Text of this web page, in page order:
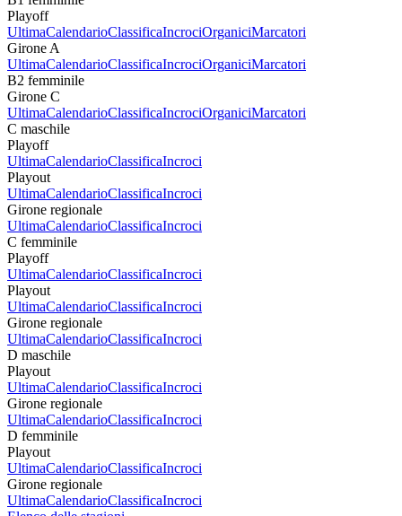
Playoff
UltimaCalendarioClassificaIncrociOrganiciMarcatori
Girone A
UltimaCalendarioClassificaIncrociOrganiciMarcatori
B2 femminile
Girone C
UltimaCalendarioClassificaIncrociOrganiciMarcatori
C maschile
Playoff
UltimaCalendarioClassificaIncroci
Playout
UltimaCalendarioClassificaIncroci
Girone regionale
UltimaCalendarioClassificaIncroci
C femminile
Playoff
UltimaCalendarioClassificaIncroci
Playout
UltimaCalendarioClassificaIncroci
Girone regionale
UltimaCalendarioClassificaIncroci
D maschile
Playout
UltimaCalendarioClassificaIncroci
Girone regionale
UltimaCalendarioClassificaIncroci
D femminile
Playout
UltimaCalendarioClassificaIncroci
Girone regionale
UltimaCalendarioClassificaIncroci